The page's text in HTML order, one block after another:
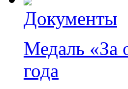
Документы
Медаль «За
года